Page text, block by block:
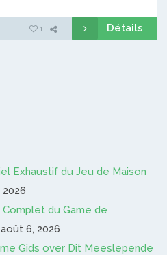
1 Détails
Exhaustif du Jeu de Maison
Complet du Game de
août 6, 2026
Gids over Dit Meeslepende